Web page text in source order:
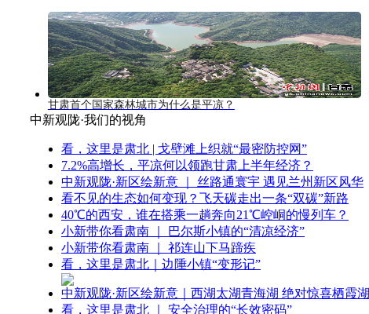
甘肃首个国家森林城市为什么是平凉？
中新观陇·我们的视角
看，这里是肃北 | 戈壁滩上织就“最密防控网”
7.2%高增长，平凉何以领跑甘肃上半年经济？
中新观陇·新区绘新意 ｜ 丝路通寰宇 遇见兰州新区风华
看不见的生态如何变现？飞天碳走出一条“双碳”新路
40℃的西安，谁在搭乘一趟奔向21℃崆峒的慢列车？
小新带你看肃南 ｜ 巴尔斯小镇的“清凉经济”
小新带你看肃南 ｜ 祁连山下马蹄疾
看，这里是肃北｜边陲小镇“变形记”
中新观陇·新区绘新意｜西湖太湖青海湖 绝对惊喜栖霞湖
看，这里是肃北 ｜ 安全治理的“长效密码”